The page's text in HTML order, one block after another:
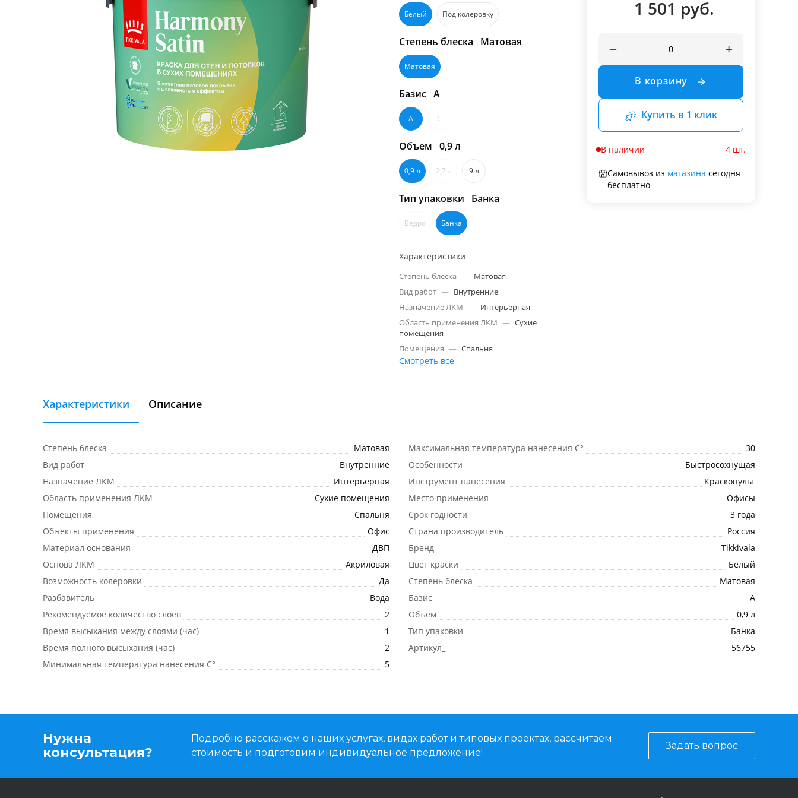
Белый Под колеровку
Степень блеска Матовая
Матовая
Базис A
A C
Объем 0,9 л
0,9 л 2,7 л 9 л
Тип упаковки Банка
Ведро Банка
Характеристики
Степень блеска — Матовая
Вид работ — Внутренние
Назначение ЛКМ — Интерьерная
Область применения ЛКМ — Сухие
помещения
Помещения — Спальня
Смотреть все
1 501 руб.
В корзину
Купить в 1 клик
В наличии 4 шт.
Самовывоз из магазина сегодня
бесплатно
Характеристики Описание
Степень блеска
Матовая
Вид работ
Внутренние
Назначение ЛКМ
Интерьерная
Область применения ЛКМ
Сухие помещения
Помещения
Спальня
Объекты применения
Офис
Материал основания
ДВП
Основа ЛКМ
Акриловая
Возможность колеровки
Да
Разбавитель
Вода
Рекомендуемое количество слоев
2
Время высыхания между слоями (час)
1
Время полного высыхания (час)
2
Минимальная температура нанесения C°
5
Максимальная температура нанесения C°
30
Особенности
Быстросохнущая
Инструмент нанесения
Краскопульт
Место применения
Офисы
Срок годности
3 года
Страна производитель
Россия
Бренд
Tikkivala
Цвет краски
Белый
Степень блеска
Матовая
Базис
A
Объем
0,9 л
Тип упаковки
Банка
Артикул_
56755
Нужна
консультация?
Подробно расскажем о наших услугах, видах работ и типовых проектах, рассчитаем
стоимость и подготовим индивидуальное предложение!
Задать вопрос